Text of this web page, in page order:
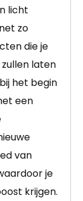
licht
zo
die je
laten
het begin
een
van
je
krijgen.